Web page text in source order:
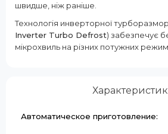
швидше, ніж раніше.
Технологія инверторної
Inverter Turbo Defrost) забезпечує
мікрохвиль на різних потужних
Автоматическое приготовление: